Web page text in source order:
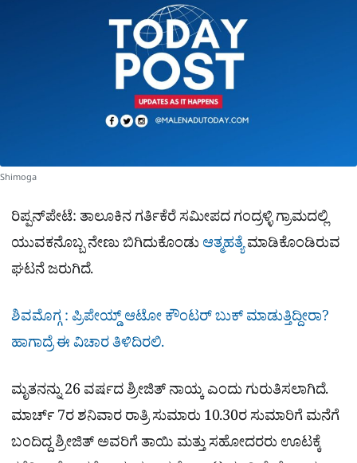
e
Shimoga
ರಿಪ್ಪನ್‌ಪೇಟೆ: ತಾಲೂಕಿನ ಗರ್ತಿಕೆರೆ ಸಮೀಪದ ಗಂದ್ರಳ್ಳಿ ಗ್ರಾಮದಲ್ಲಿ
ಯುವಕನೊಬ್ಬ ನೇಣು ಬಿಗಿದುಕೊಂಡು ಆತ್ಮಹತ್ಯೆಮಾಡಿಕೊಂಡಿರುವ
ಘಟನೆ ಜರುಗಿದೆ.
ಶಿವಮೊಗ್ಗ : ಪ್ರಿಪೇಯ್ಡ್ ಆಟೋ ಕೌಂಟರ್ ಬುಕ್ ಮಾಡುತ್ತಿದ್ದೀರಾ?
ಹಾಗಾದ್ರೆ ಈ ವಿಚಾರ ತಿಳಿದಿರಲಿ.
ಮೃತನನ್ನು 26 ವರ್ಷದ ಶ್ರೀಜಿತ್ ನಾಯ್ಕ ಎಂದು ಗುರುತಿಸಲಾಗಿದೆ.
ಮಾರ್ಚ್ 7ರ ಶನಿವಾರ ರಾತ್ರಿ ಸುಮಾರು 10.30ರ ಸುಮಾರಿಗೆ ಮನೆಗೆ
ಬಂದಿದ್ದ ಶ್ರೀಜಿತ್ ಅವರಿಗೆ ತಾಯಿ ಮತ್ತು ಸಹೋದರರು ಊಟಕ್ಕೆ